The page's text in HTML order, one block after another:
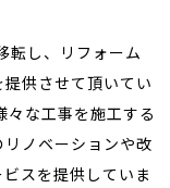
転し、リフォーム
供させて頂いてい
々な工事を施工する
ノベーションや改
スを提供していま